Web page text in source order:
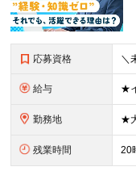
応募資格
給与
勤務地
残業時間 20